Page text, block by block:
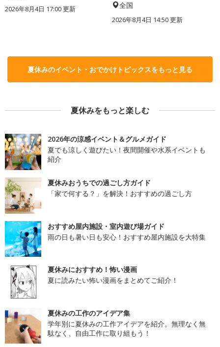
2026年8月4日 17:00更新 全国
2026年8月4日 14:50更新
夏休みのイベント・おでかけトピックスをもっと見る
夏休みをもっと楽しむ
2026年の涼感イベント＆グルメガイド
夏でも涼しく遊びたい！夜間開催や水系イベントも
紹介
夏休みおうちでの過ごし方ガイド
「家で何する？」を解決！おすすめの過ごし方
おすすめ屋内施設・室内遊び場ガイド
雨の日も暑い日も安心！おすすめ屋内施設を大特集
夏休みにおすすめ！怖い漫画
夏に読みたい怖い漫画をまとめてご紹介！
夏休みの工作のアイデア集
学年別に夏休みの工作アイデアを紹介。無理なく無
駄なく、自由工作に取り組もう！